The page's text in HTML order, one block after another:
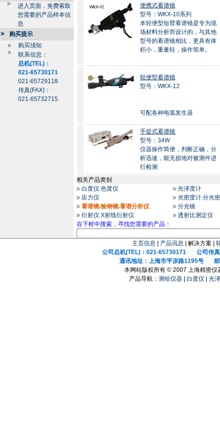
进入页面，免费索取
您需要的产品样本信
息
购买提示
购买须知
联系信息：
总机(TEL)：
021-65730171
021-65729118
传真(FAX)：
021-65732715
便携式看谱镜
型号：WKX-10系列
本轻便型短臂看谱镜是专为现
场材料分析而设计的，与其他
型号的看谱镜相比，更具有体
积小，重量轻，操作简单。
轻便型看谱镜
型号：WKX-12
可配各种电弧发生器
手提式看谱镜
型号：34W
仪器操作简便，判断正确，分
析迅速，能无损地对被测件进
行检测
相关产品类别
白度仪.色度仪
光泽度计
应力仪
光密度计.分光
看谱镜.验钢镜.看谱分析仪
分光镜
衍射仪.X射线衍射仪
透射比测定仪
在下框中搜索，寻找您需要的产品：
主页信息 产品讯息 | 解决方案 |
公司总机(TEL)：021-65730171 公司传真
通讯地址：上海市平凉路1195号 邮
本网站版权所有 © 2007 上海精密仪
产品导航： 测绘仪器| 白度仪 光